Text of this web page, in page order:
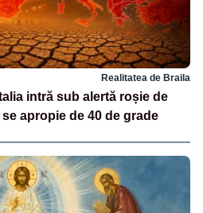
Realitatea de Braila
intră sub alertă roșie de
apropie de 40 de grade